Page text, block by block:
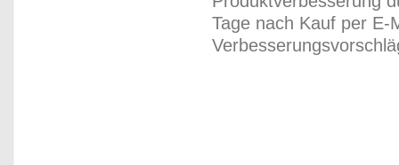
Tage nach Kauf per E-